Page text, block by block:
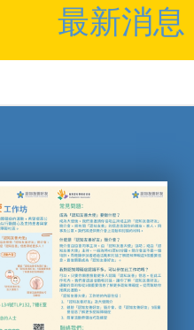
最新消息